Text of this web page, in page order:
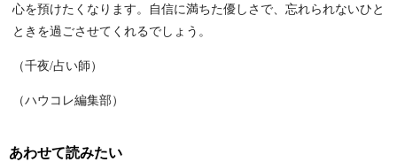
心を預けたくなります。自信に満ちた優しさで、忘れられないひと
ときを過ごさせてくれるでしょう。
（千夜/占い師）
（ハウコレ編集部）
あわせて読みたい